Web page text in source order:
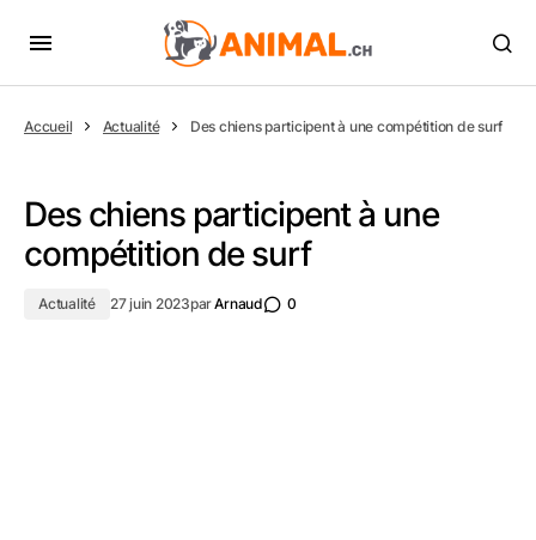
Accueil Actualité Des chiens participent à une compétition de surf
Des chiens participent à une
compétition de surf
Actualité 27 juin 2023parArnaud 0